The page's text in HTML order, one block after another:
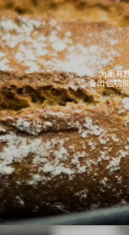
为所有
备出色功